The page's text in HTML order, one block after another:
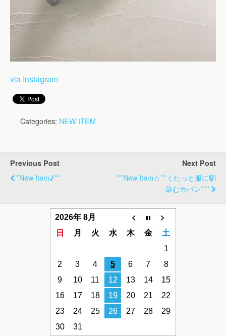
via Instagram
Categories: NEW ITEM
Previous Post
*new Item♪**
Next Post
**new Item☆**くたっと服に馴
染むカバン***
2026年 8月
日
月 火 水 木 金
土
1
2
3 4 5 6 7
8
9
10 11 12 13 14
15
16
17 18 19 20 21
22
23
24 25 26 27 28
29
30
31